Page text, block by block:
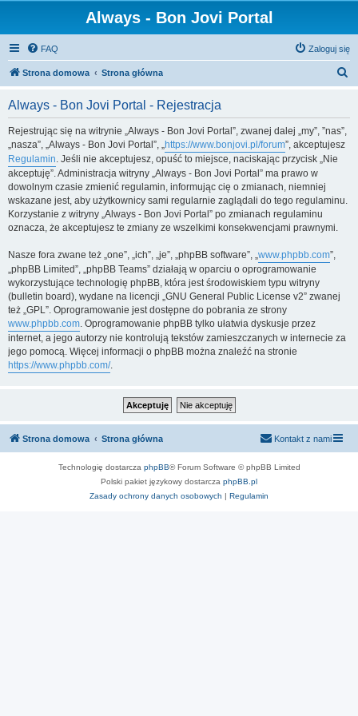
Always - Bon Jovi Portal
FAQ Zaloguj się
Strona domowa Strona główna
Always - Bon Jovi Portal - Rejestracja
Rejestrując się na witrynie „Always - Bon Jovi Portal”, zwanej dalej „my”, ”nas”,
„nasza”, „Always - Bon Jovi Portal”, „https://www.bonjovi.pl/forum”, akceptujesz
Regulamin. Jeśli nie akceptujesz, opuść to miejsce, naciskając przycisk „Nie
akceptuję”. Administracja witryny „Always - Bon Jovi Portal” ma prawo w
dowolnym czasie zmienić regulamin, informując cię o zmianach, niemniej
wskazane jest, aby użytkownicy sami regularnie zaglądali do tego regulaminu.
Korzystanie z witryny „Always - Bon Jovi Portal” po zmianach regulaminu
oznacza, że akceptujesz te zmiany ze wszelkimi konsekwencjami prawnymi.
Nasze fora zwane też „one”, „ich”, „je”, „phpBB software”, „www.phpbb.com”,
„phpBB Limited”, „phpBB Teams” działają w oparciu o oprogramowanie
wykorzystujące technologię phpBB, która jest środowiskiem typu witryny
(bulletin board), wydane na licencji „GNU General Public License v2” zwanej
też „GPL”. Oprogramowanie jest dostępne do pobrania ze strony
www.phpbb.com. Oprogramowanie phpBB tylko ułatwia dyskusje przez
internet, a jego autorzy nie kontrolują tekstów zamieszczanych w internecie za
jego pomocą. Więcej informacji o phpBB można znaleźć na stronie
https://www.phpbb.com/.
Strona domowa Strona główna Kontakt z nami
Technologię dostarcza phpBB® Forum Software © phpBB Limited
Polski pakiet językowy dostarcza phpBB.pl
Zasady ochrony danych osobowych | Regulamin